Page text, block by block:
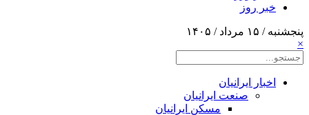
خبر روز
پنجشنبه / ۱۵ مرداد / ۱۴۰۵
×
اخبار ایرانیان
صنعت ایرانیان
مسکن ایرانیان